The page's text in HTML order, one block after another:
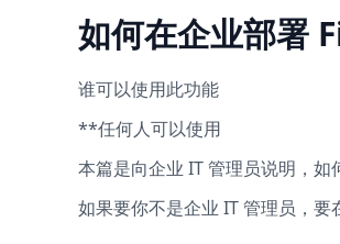
如何在企业部署
谁可以使用此功能
**任何人可以使用
本篇是向企业 IT 管理员说明，如
如果要你不是企业 IT 管理员，